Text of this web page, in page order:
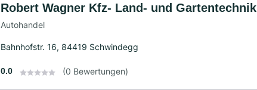
Robert Wagner Kfz- Land- und Gartentechnik
Autohandel
Bahnhofstr. 16, 84419 Schwindegg
0.0 (0 Bewertungen)